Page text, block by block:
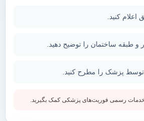
کنید.
و طبقه ساختمان را توضیح دهید.
توسط پزشک را مطرح کنید.
رسمی فوریت‌های پزشکی کمک بگیرید.